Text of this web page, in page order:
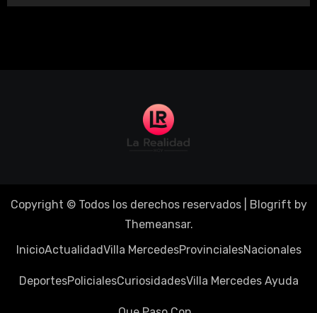
Copyright © Todos los derechos reservados Blogrift by
Themeansar.
InicioActualidadVilla MercedesProvincialesNacionales
DeportesPolicialesCuriosidadesVilla Mercedes Ayuda